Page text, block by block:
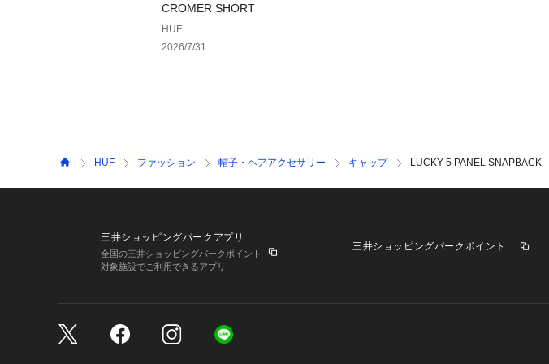
CROMER SHORT
HUF
2026/7/31
HUF ファッション 帽子・ヘアアクセサリー キャップ LUCKY 5 PANEL SNAPBACK
三井ショッピングパークアプリ
全国の三井ショッピングパークポイント
対象施設でご利用できるアプリ
三井ショッピングパークポイント